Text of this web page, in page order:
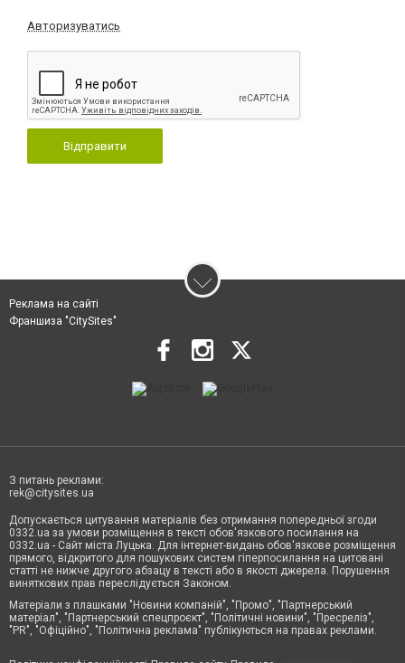
Авторизуватись
Відправити
Реклама на сайті
Франшиза "CitySites"
З питань реклами:
rek@citysites.ua
Допускається цитування матеріалів без отримання попередньої згоди
0332.ua за умови розміщення в тексті обов'язкового посилання на
0332.ua - Сайт міста Луцька. Для інтернет-видань обов'язкове розміщення
прямого, відкритого для пошукових систем гіперпосилання на цитовані
статті не нижче другого абзацу в тексті або в якості джерела. Порушення
виняткових прав переслідується Законом.
Матеріали з плашками "Новини компаній", "Промо", "Партнерський
матеріал", "Партнерський спецпроєкт", "Політичні новини", "Пресреліз",
"PR", "Офіційно", "Політична реклама" публікуються на правах реклами.